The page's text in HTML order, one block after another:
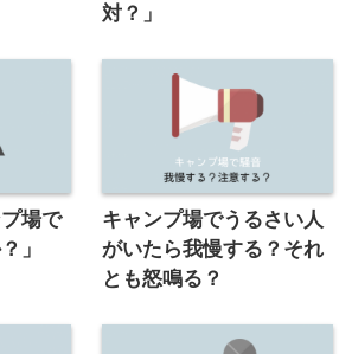
対？」
場で
」
キャンプ場でうるさい人
がいたら我慢する？それ
とも怒鳴る？